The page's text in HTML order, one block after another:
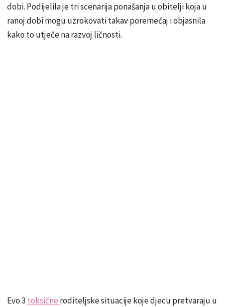
dobi. Podijelila je tri scenarija ponašanja u obitelji koja u
ranoj dobi mogu uzrokovati takav poremećaj i objasnila
kako to utječe na razvoj ličnosti.
Evo 3 toksične roditeljske situacije koje djecu pretvaraju u